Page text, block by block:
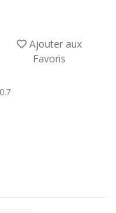
Ajouter aux
Favoris